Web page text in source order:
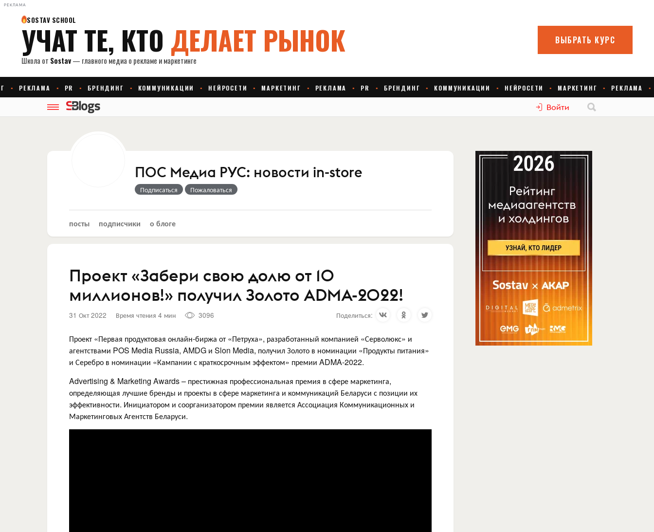
РЕКЛАМА
Войти
ПОС Медиа РУС: новости in-store
Подписаться Пожаловаться
посты подписчики о блоге
Проект «Забери свою долю от 10
миллионов!» получил Золото ADMA-2022!
31 Окт 2022 Время чтения 4 мин 3096 Поделиться:
Проект «Первая продуктовая онлайн-биржа от «Петруха», разработанный компанией «Серволюкс» и
агентствами POS Media Russia, AMDG и Slon Media, получил Золото в номинации «Продукты питания»
и Серебро в номинации «Кампании с краткосрочным эффектом» премии ADMA-2022.
Advertising & Marketing Awards – престижная профессиональная премия в сфере маркетинга,
определяющая лучшие бренды и проекты в сфере маркетинга и коммуникаций Беларуси с позиции их
эффективности. Инициатором и соорганизатором премии является Ассоциация Коммуникационных и
Маркетинговых Агентств Беларуси.